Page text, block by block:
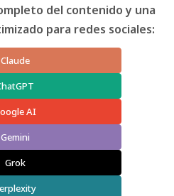
del contenido y una
para redes sociales:
Claude
AI
Gemini
Grok